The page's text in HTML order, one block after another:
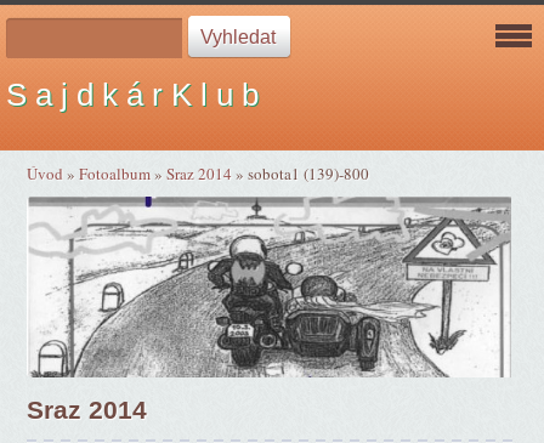
S a j d k á r K l u b
Úvod »Fotoalbum»Sraz 2014»sobota1 (139)-800
Sraz 2014